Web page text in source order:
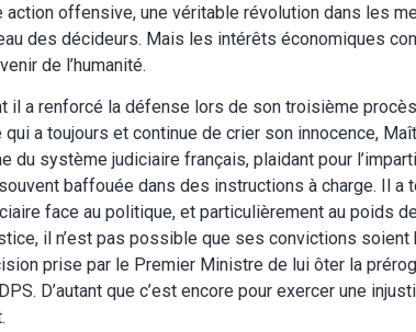
action offensive, une véritable révolution dans les
des décideurs. Mais les intérêts économiques
de l’humanité.
il a renforcé la défense lors de son troisième
qui a toujours et continue de crier son innocence,
du système judiciaire français, plaidant pour
baffouée dans des instructions à charge. Il a
face au politique, et particulièrement au poids
il n’est pas possible que ses convictions
prise par le Premier Ministre de lui ôter la
D’autant que c’est encore pour exercer une